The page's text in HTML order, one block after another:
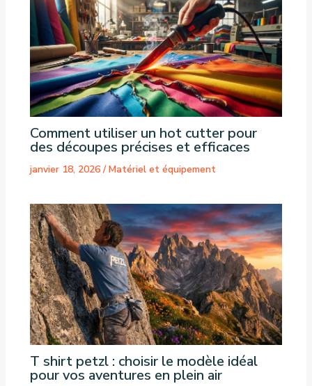
Comment utiliser un hot cutter pour
des découpes précises et efficaces
janvier 18, 2026/Matériel et équipement
T shirt petzl : choisir le modèle idéal
pour vos aventures en plein air